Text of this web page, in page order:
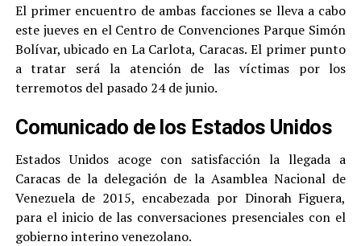
El primer encuentro de ambas facciones se lleva a cabo
este jueves en el Centro de Convenciones Parque Simón
Bolívar, ubicado en La Carlota, Caracas. El primer punto
a tratar será la atención de las víctimas por los
terremotos del pasado 24 de junio.
Comunicado de los Estados Unidos
Estados Unidos acoge con satisfacción la llegada a
Caracas de la delegación de la Asamblea Nacional de
Venezuela de 2015, encabezada por Dinorah Figuera,
para el inicio de las conversaciones presenciales con el
gobierno interino venezolano.